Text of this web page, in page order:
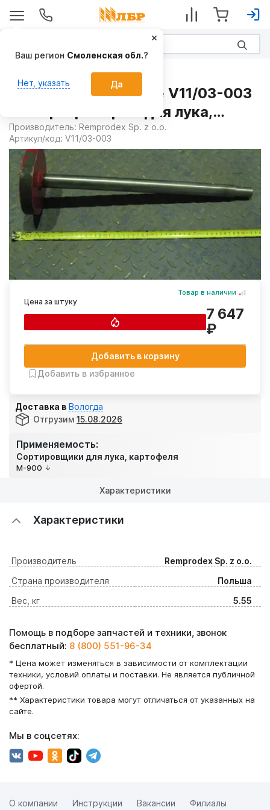
Кулачок в комплекте V11/03-003
на Сортировщики для лука,
картофеля
Производитель: Remprodex Sp. z o.o.
Артикул/код: V11/03-003
Применяемость:
Сортировщики для лука, картофеля
M-900
Товар в наличии
Цена за штуку
7 647
₽
Добавить в корзину
Добавить в избранное
Доставка в Вологда
Отгрузим 15.08.2026
Характеристики
Характеристики
Производитель
Remprodex Sp. z o.o.
Страна производителя
Польша
Вес, кг
5.55
Помощь в подборе запчастей и техники, звонок
бесплатный: 8 (800) 551-96-34
* Цена может изменяться в зависимости от комплектации
техники, условий оплаты и поставки. Не является публичной
офертой.
** Характеристики товара могут отличаться от указанных на
сайте.
Мы в соцсетях:
О компании Инструкции Вакансии Филиалы
Ваш регион Смоленская обл.?
Нет, указать Да